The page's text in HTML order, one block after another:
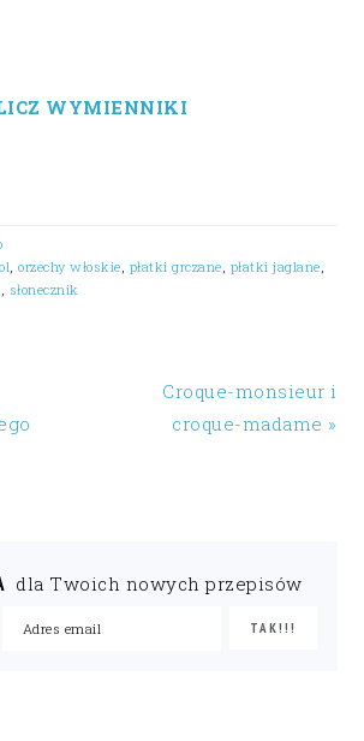
WYMIENNIKI
,orzechy włoskie płatki grczane płatki jaglane
słonecznik
Croque-monsieur i
croque-madame »
dla Twoich nowych przepisów